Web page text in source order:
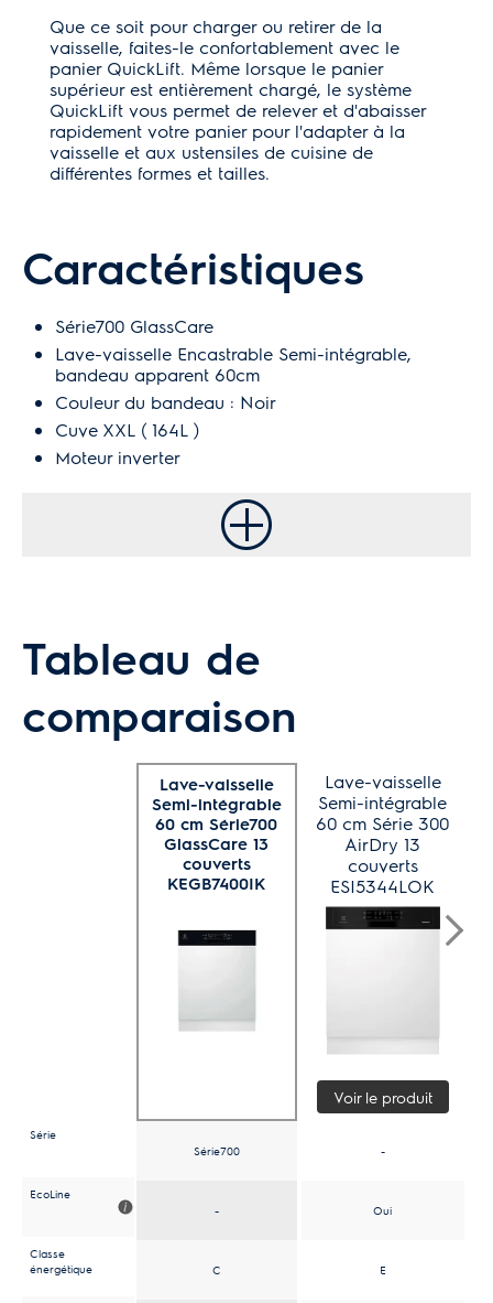
Que ce soit pour charger ou retirer de la
vaisselle, faites-le confortablement avec le
panier QuickLift. Même lorsque le panier
supérieur est entièrement chargé, le système
QuickLift vous permet de relever et d'abaisser
rapidement votre panier pour l'adapter à la
vaisselle et aux ustensiles de cuisine de
différentes formes et tailles.
Caractéristiques
Série700 GlassCare
Lave-vaisselle Encastrable Semi-intégrable,
bandeau apparent 60cm
Couleur du bandeau : Noir
Cuve XXL ( 164L )
Moteur inverter
Tableau de
comparaison
Série
EcoLine
Classe
énergétique
Lave-vaisselle
Semi-intégrable
60 cm Série700
GlassCare 13
couverts
KEGB7400IK
Série700
-
C
Lave-vaisselle
Semi-intégrable
60 cm Série 300
AirDry 13
couverts
ESI5344LOK
Voir le produit
-
Oui
E